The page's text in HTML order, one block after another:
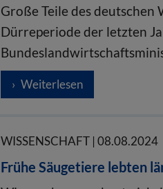
Große Teile des deutschen
Dürreperiode der letzten
Weiterlesen
WISSENSCHAFT | 08.08.2024
Frühe Säugetiere lebten